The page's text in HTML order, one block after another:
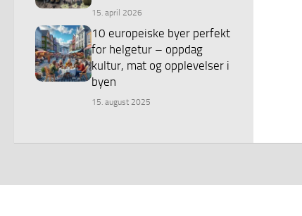
15. april 2026
10 europeiske byer perfekt
for helgetur – oppdag
kultur, mat og opplevelser i
byen
15. august 2025